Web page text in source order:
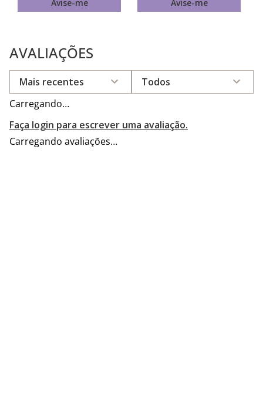
Avise-me Avise-me
AVALIAÇÕES
Carregando…
Faça login para escrever uma avaliação.
Mais recentes Todos
Carregando avaliações…